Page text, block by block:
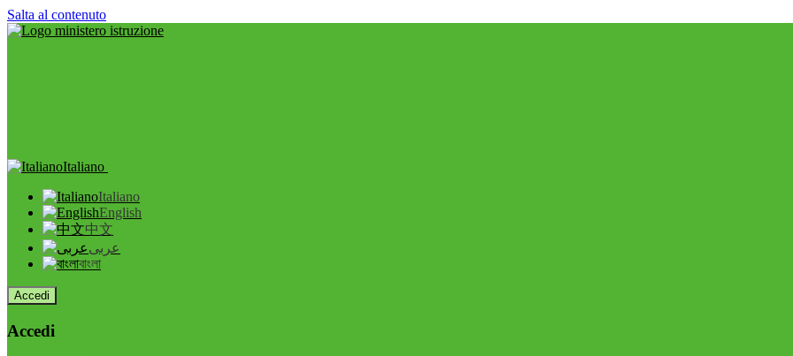
Salta al contenuto
Italiano
Italiano
English
中文
عربى
বাংলা
Accedi
Accedi